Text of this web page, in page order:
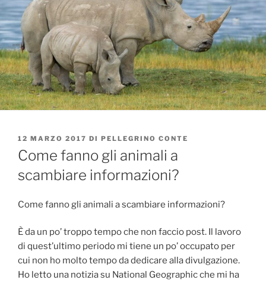
PUBBLICATO
IL
12 MARZO 2017 DI PELLEGRINO CONTE
Come fanno gli animali a
scambiare informazioni?
Come fanno gli animali a scambiare informazioni?
È da un po’ troppo tempo che non faccio post. Il lavoro
di quest’ultimo periodo mi tiene un po’ occupato per
cui non ho molto tempo da dedicare alla divulgazione.
Ho letto una notizia su National Geographic che mi ha